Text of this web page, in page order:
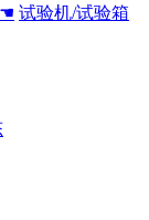
☚ 试验机/试验箱